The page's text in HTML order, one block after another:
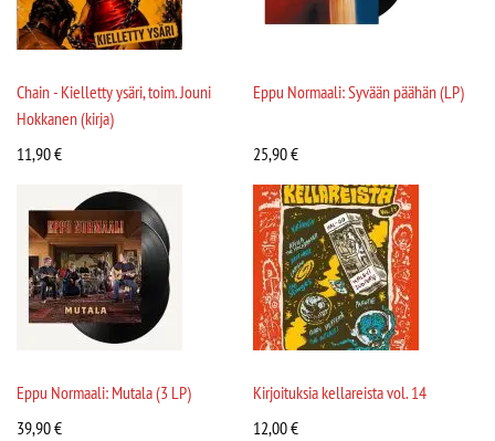
Chain - Kielletty ysäri, toim. Jouni
Hokkanen (kirja)
11,90€
Eppu Normaali: Syvään päähän (LP)
25,90€
Eppu Normaali: Mutala (3 LP)
39,90€
Kirjoituksia kellareista vol. 14
12,00€